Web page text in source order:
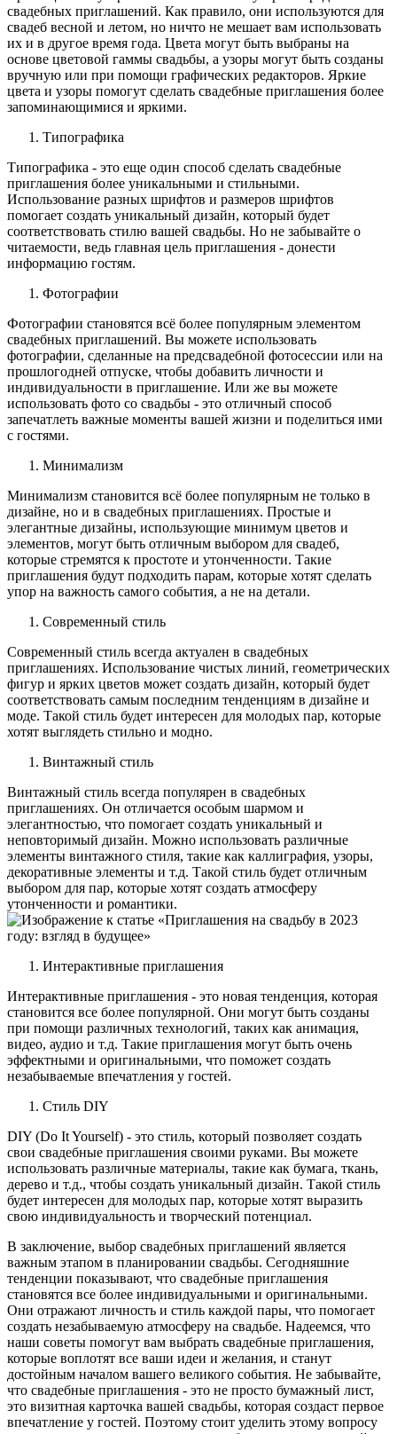
свадебных приглашений. Как правило, они используются для
свадеб весной и летом, но ничто не мешает вам использовать
их и в другое время года. Цвета могут быть выбраны на
основе цветовой гаммы свадьбы, а узоры могут быть созданы
вручную или при помощи графических редакторов. Яркие
цвета и узоры помогут сделать свадебные приглашения более
запоминающимися и яркими.
Типографика
Типографика - это еще один способ сделать свадебные
приглашения более уникальными и стильными.
Использование разных шрифтов и размеров шрифтов
помогает создать уникальный дизайн, который будет
соответствовать стилю вашей свадьбы. Но не забывайте о
читаемости, ведь главная цель приглашения - донести
информацию гостям.
Фотографии
Фотографии становятся всё более популярным элементом
свадебных приглашений. Вы можете использовать
фотографии, сделанные на предсвадебной фотосессии или на
прошлогодней отпуске, чтобы добавить личности и
индивидуальности в приглашение. Или же вы можете
использовать фото со свадьбы - это отличный способ
запечатлеть важные моменты вашей жизни и поделиться ими
с гостями.
Минимализм
Минимализм становится всё более популярным не только в
дизайне, но и в свадебных приглашениях. Простые и
элегантные дизайны, использующие минимум цветов и
элементов, могут быть отличным выбором для свадеб,
которые стремятся к простоте и утонченности. Такие
приглашения будут подходить парам, которые хотят сделать
упор на важность самого события, а не на детали.
Современный стиль
Современный стиль всегда актуален в свадебных
приглашениях. Использование чистых линий, геометрических
фигур и ярких цветов может создать дизайн, который будет
соответствовать самым последним тенденциям в дизайне и
моде. Такой стиль будет интересен для молодых пар, которые
хотят выглядеть стильно и модно.
Винтажный стиль
Винтажный стиль всегда популярен в свадебных
приглашениях. Он отличается особым шармом и
элегантностью, что помогает создать уникальный и
неповторимый дизайн. Можно использовать различные
элементы винтажного стиля, такие как каллиграфия, узоры,
декоративные элементы и т.д. Такой стиль будет отличным
выбором для пар, которые хотят создать атмосферу
утонченности и романтики.
Интерактивные приглашения
Интерактивные приглашения - это новая тенденция, которая
становится все более популярной. Они могут быть созданы
при помощи различных технологий, таких как анимация,
видео, аудио и т.д. Такие приглашения могут быть очень
эффектными и оригинальными, что поможет создать
незабываемые впечатления у гостей.
Стиль DIY
DIY (Do It Yourself) - это стиль, который позволяет создать
свои свадебные приглашения своими руками. Вы можете
использовать различные материалы, такие как бумага, ткань,
дерево и т.д., чтобы создать уникальный дизайн. Такой стиль
будет интересен для молодых пар, которые хотят выразить
свою индивидуальность и творческий потенциал.
В заключение, выбор свадебных приглашений является
важным этапом в планировании свадьбы. Сегодняшние
тенденции показывают, что свадебные приглашения
становятся все более индивидуальными и оригинальными.
Они отражают личность и стиль каждой пары, что помогает
создать незабываемую атмосферу на свадьбе. Надеемся, что
наши советы помогут вам выбрать свадебные приглашения,
которые воплотят все ваши идеи и желания, и станут
достойным началом вашего великого события. Не забывайте,
что свадебные приглашения - это не просто бумажный лист,
это визитная карточка вашей свадьбы, которая создаст первое
впечатление у гостей. Поэтому стоит уделить этому вопросу